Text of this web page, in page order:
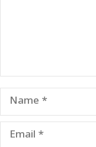
Name
Email